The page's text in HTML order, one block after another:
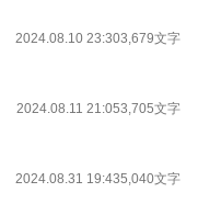
2024.08.10 23:303,679文字
2024.08.11 21:053,705文字
2024.08.31 19:435,040文字